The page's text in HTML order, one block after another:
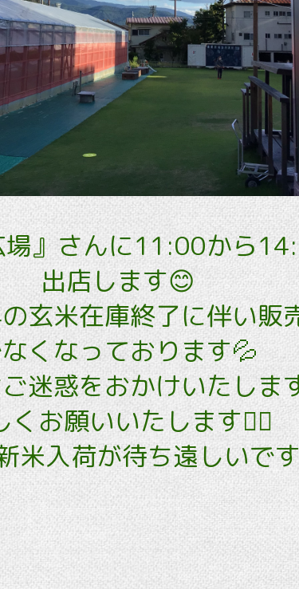
場』さんに11:00から
出店します😊
玄米在庫終了に伴い販
くなっております💦
迷惑をおかけいたしま
くお願いいたします🙇‍♀️
米入荷が待ち遠しいで